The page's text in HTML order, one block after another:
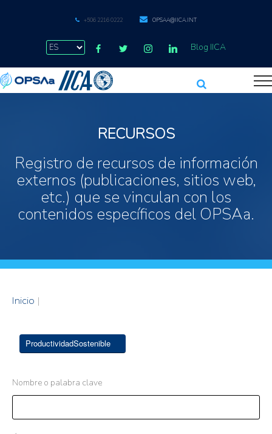
+506 2216 0222 OPSAA@IICA.INT
Blog IICA
RECURSOS
Registro de recursos de información
externos (publicaciones, sitios web,
etc.) que se vinculan con los
contenidos específicos del OPSAa.
Inicio |
ProductividadSostenible
Nombre o palabra clave